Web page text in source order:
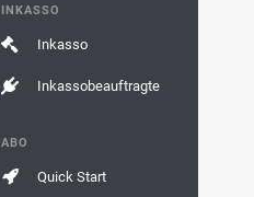
INKASSO
Inkasso
Inkassobeauftragte
ABO
Quick Start